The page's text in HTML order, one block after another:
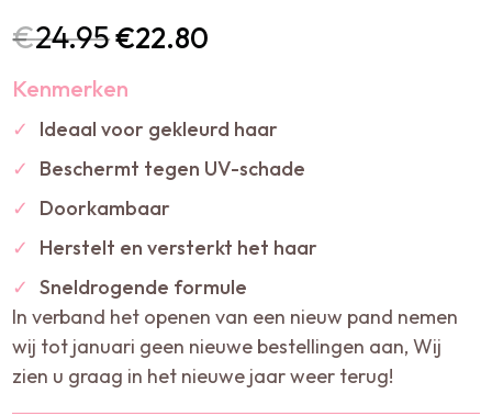
€24.95€22.80
Kenmerken
✓
Ideaal voor gekleurd haar
✓
Beschermt tegen UV-schade
✓
Doorkambaar
✓
Herstelt en versterkt het haar
✓ Sneldrogende formule
In verband het openen van een nieuw pand nemen
wij tot januari geen nieuwe bestellingen aan, Wij
zien u graag in het nieuwe jaar weer terug!